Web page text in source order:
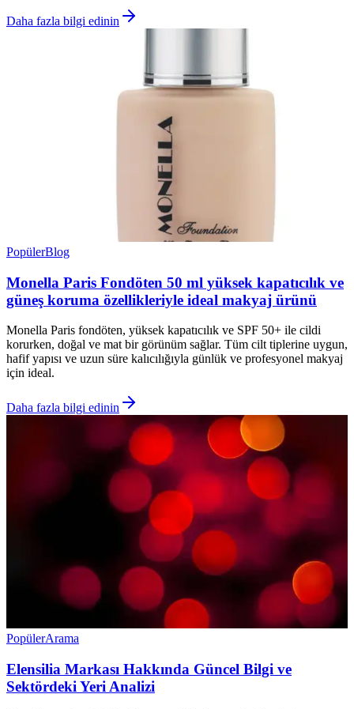
Daha fazla bilgi edinin
PopülerBlog
Monella Paris Fondöten 50 ml yüksek kapatıcılık ve
güneş koruma özellikleriyle ideal makyaj ürünü
Monella Paris fondöten, yüksek kapatıcılık ve SPF 50+ ile cildi
korurken, doğal ve mat bir görünüm sağlar. Tüm cilt tiplerine uygun,
hafif yapısı ve uzun süre kalıcılığıyla günlük ve profesyonel makyaj
için ideal.
Daha fazla bilgi edinin
PopülerArama
Elensilia Markası Hakkında Güncel Bilgi ve
Sektördeki Yeri Analizi